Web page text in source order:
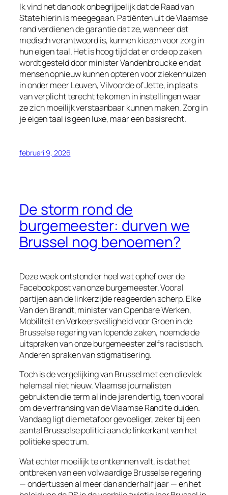
Ik vind het dan ook onbegrijpelijk dat de Raad van
State hierin is meegegaan. Patiënten uit de Vlaamse
rand verdienen de garantie dat ze, wanneer dat
medisch verantwoord is, kunnen kiezen voor zorg in
hun eigen taal. Het is hoog tijd dat er orde op zaken
wordt gesteld door minister Vandenbroucke en dat
mensen opnieuw kunnen opteren voor ziekenhuizen
in onder meer Leuven, Vilvoorde of Jette, in plaats
van verplicht terecht te komen in instellingen waar
ze zich moeilijk verstaanbaar kunnen maken. Zorg in
je eigen taal is geen luxe, maar een basisrecht.
februari 9, 2026
De storm rond de
burgemeester: durven we
Brussel nog benoemen?
Deze week ontstond er heel wat ophef over de
Facebookpost van onze burgemeester. Vooral
partijen aan de linkerzijde reageerden scherp. Elke
Van den Brandt, minister van Openbare Werken,
Mobiliteit en Verkeersveiligheid voor Groen in de
Brusselse regering van lopende zaken, noemde de
uitspraken van onze burgemeester zelfs racistisch.
Anderen spraken van stigmatisering.
Toch is de vergelijking van Brussel met eenolievlek
helemaal niet nieuw. Vlaamse journalisten
gebruikten die term al in de jaren dertig, toen vooral
om de verfransing van de Vlaamse Rand te duiden.
Vandaag ligt die metafoor gevoeliger, zeker bij een
aantal Brusselse politici aan de linkerkant van het
politieke spectrum.
Wat echter moeilijk te ontkennen valt, is dat het
ontbreken van een volwaardige Brusselse regering
— ondertussen al meer dan anderhalf jaar — en het